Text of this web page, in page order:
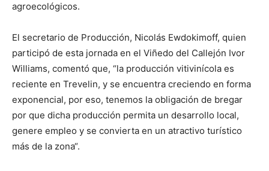
agroecológicos.
El secretario de Producción, Nicolás Ewdokimoff, quien
participó de esta jornada en el Viñedo del Callejón Ivor
Williams, comentó que, “la producción vitivinícola es
reciente en Trevelin, y se encuentra creciendo en forma
exponencial, por eso, tenemos la obligación de bregar
por que dicha producción permita un desarrollo local,
genere empleo y se convierta en un atractivo turístico
más de la zona“.